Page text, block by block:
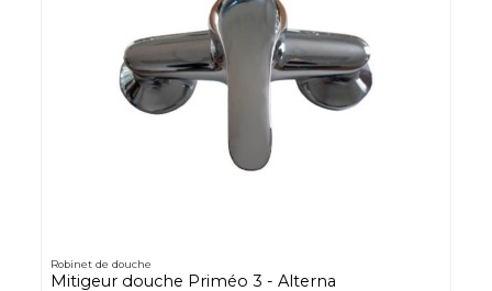
Robinet de douche
Mitigeur douche Priméo 3 - Alterna